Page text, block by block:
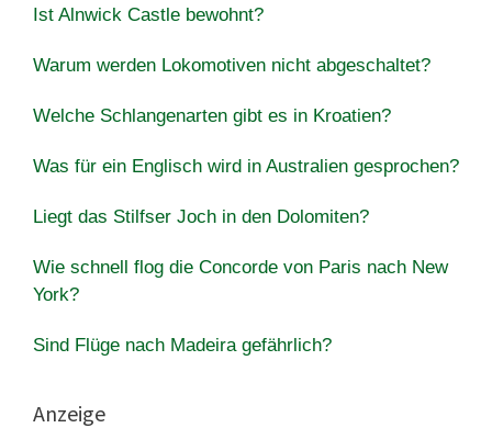
Ist Alnwick Castle bewohnt?
Warum werden Lokomotiven nicht abgeschaltet?
Welche Schlangenarten gibt es in Kroatien?
Was für ein Englisch wird in Australien gesprochen?
Liegt das Stilfser Joch in den Dolomiten?
Wie schnell flog die Concorde von Paris nach New
York?
Sind Flüge nach Madeira gefährlich?
Anzeige